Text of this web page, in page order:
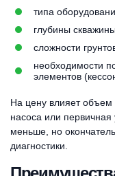
типа
глубины
сложности
необходимости
элементов
На цену влияет объем
насоса или первичная
меньше, но
диагностики.